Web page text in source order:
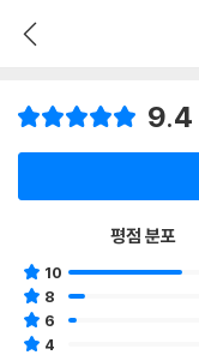
9.4
평점 분포
10
8
6
4